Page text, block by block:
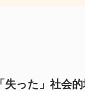
「失った」社会